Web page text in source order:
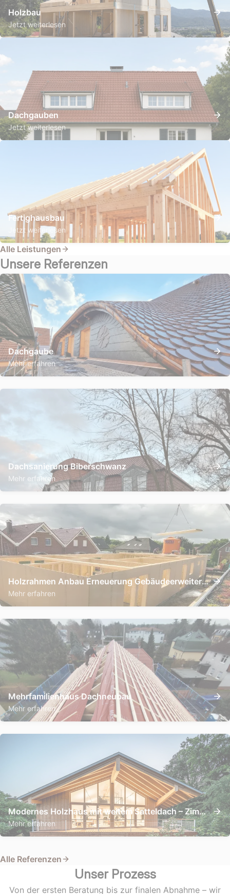
Holzbau
Jetzt weiterlesen
Dachgauben
Jetzt weiterlesen
Fertighausbau
Jetzt weiterlesen
Alle Leistungen
Unsere Referenzen
Dachgaube
Mehr erfahren
Dachsanierung Biberschwanz
Mehr erfahren
Holzrahmen Anbau Erneuerung Gebäudeerweiterung
Mehr erfahren
Mehrfamilienhaus Dachneubau
Mehr erfahren
Modernes Holzhaus mit weitem Satteldach – Zimmererarbeiten in Sichtholzbauweise
Mehr erfahren
Alle Referenzen
Unser Prozess
Von der ersten Beratung bis zur finalen Abnahme – wir